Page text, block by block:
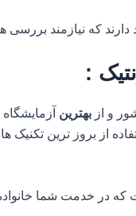
که نیازمند بررسی
:
و از بهترین
از بروز ترین